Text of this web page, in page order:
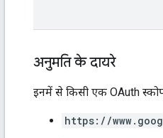
अनुमति के दायरे
इनमें से किसी एक OAuth
https://